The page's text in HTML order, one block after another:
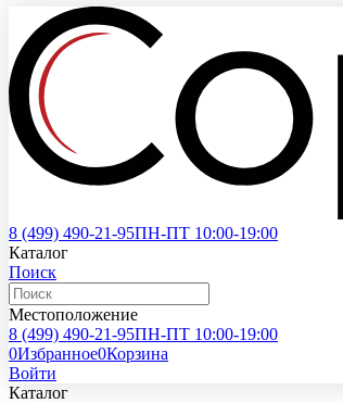
8 (499) 490-21-95ПН-ПТ 10:00-19:00
Каталог
Поиск
Местоположение
8 (499) 490-21-95ПН-ПТ 10:00-19:00
0Избранное0Корзина
Войти
Каталог